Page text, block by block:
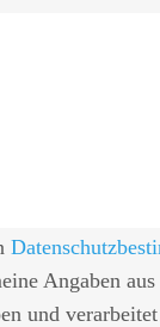
Angaben
und